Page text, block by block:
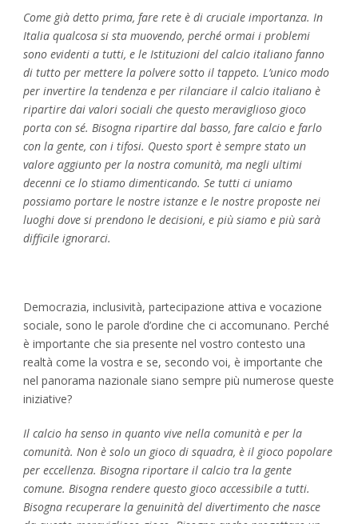
Come già detto prima, fare rete è di cruciale importanza. In
Italia qualcosa si sta muovendo, perché ormai i problemi
sono evidenti a tutti, e le Istituzioni del calcio italiano fanno
di tutto per mettere la polvere sotto il tappeto. L’unico modo
per invertire la tendenza e per rilanciare il calcio italiano è
ripartire dai valori sociali che questo meraviglioso gioco
porta con sé. Bisogna ripartire dal basso, fare calcio e farlo
con la gente, con i tifosi. Questo sport è sempre stato un
valore aggiunto per la nostra comunità, ma negli ultimi
decenni ce lo stiamo dimenticando. Se tutti ci uniamo
possiamo portare le nostre istanze e le nostre proposte nei
luoghi dove si prendono le decisioni, e più siamo e più sarà
difficile ignorarci.
Democrazia, inclusività, partecipazione attiva e vocazione
sociale, sono le parole d’ordine che ci accomunano. Perché
è importante che sia presente nel vostro contesto una
realtà come la vostra e se, secondo voi, è importante che
nel panorama nazionale siano sempre più numerose queste
iniziative?
Il calcio ha senso in quanto vive nella comunità e per la
comunità. Non è solo un gioco di squadra, è il gioco popolare
per eccellenza. Bisogna riportare il calcio tra la gente
comune. Bisogna rendere questo gioco accessibile a tutti.
Bisogna recuperare la genuinità del divertimento che nasce